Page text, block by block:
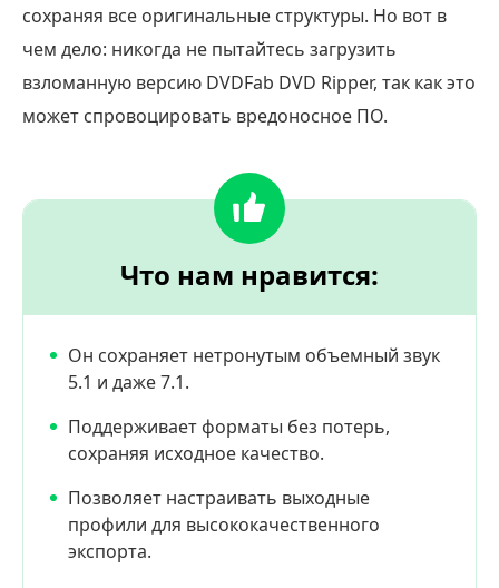
сохраняя все оригинальные структуры. Но вот в
чем дело: никогда не пытайтесь загрузить
взломанную версию DVDFab DVD Ripper, так как это
может спровоцировать вредоносное ПО.
Что нам нравится:
Он сохраняет нетронутым объемный звук
5.1 и даже 7.1.
Поддерживает форматы без потерь,
сохраняя исходное качество.
Позволяет настраивать выходные
профили для высококачественного
экспорта.